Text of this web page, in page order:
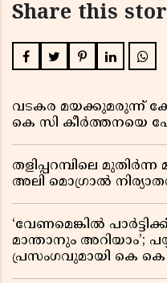
Share this
വടകര മയക്കുമരുന്ന്
കെ സി കീർത്തനയെ
തളിപ്പറമ്പിലെ
അലി മൊഗ്രാൽ
‘വേണമെങ്കിൽ
മാന്താനും അറിയാം’;
പ്രസംഗവുമായി കെ